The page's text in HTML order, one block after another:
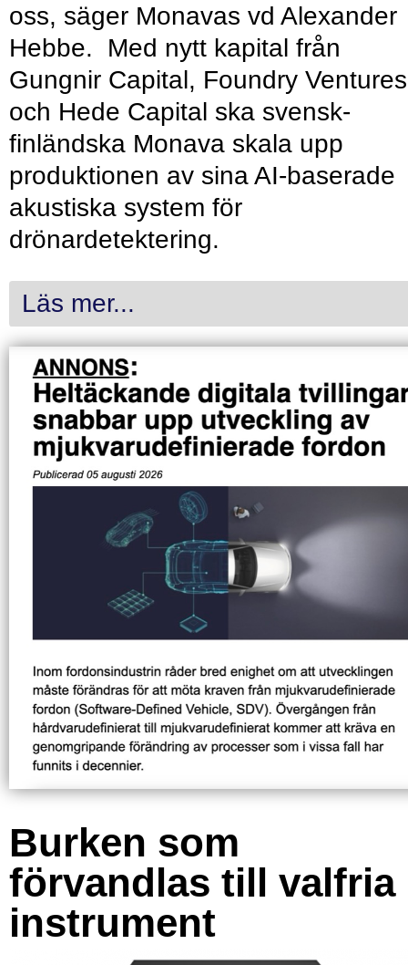
oss, säger Monavas vd Alexander
Hebbe. Med nytt kapital från
Gungnir Capital, Foundry Ventures
och Hede Capital ska svensk-
finländska Monava skala upp
produktionen av sina AI-baserade
akustiska system för
drönardetektering.
Läs mer...
Burken som
förvandlas till valfria
instrument